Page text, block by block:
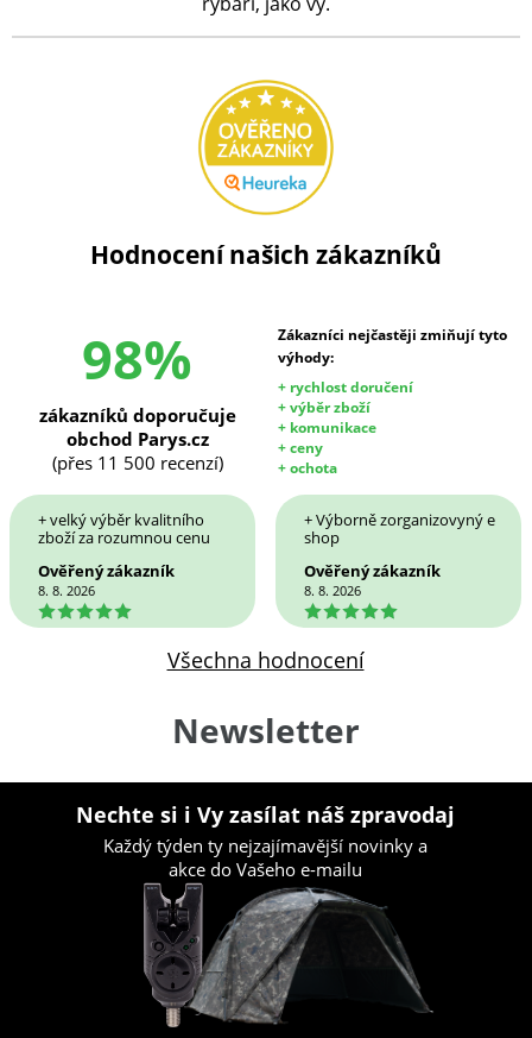
Hodnocení našich zákazníků
98%
Zákazníci nejčastěji zmiňují tyto
výhody:
+ rychlost doručení
+ výběr zboží
+ komunikace
+ ceny
+ ochota
zákazníků doporučuje
obchod Parys.cz
(přes 11 500 recenzí)
+ velký výběr kvalitního
zboží za rozumnou cenu
Ověřený zákazník
8. 8. 2026
5
+ Výborně zorganizovyný e
shop
Ověřený zákazník
8. 8. 2026
5
Všechna hodnocení
Newsletter
Nechte si i Vy zasílat náš zpravodaj
Každý týden ty nejzajímavější novinky a
akce do Vašeho e-mailu